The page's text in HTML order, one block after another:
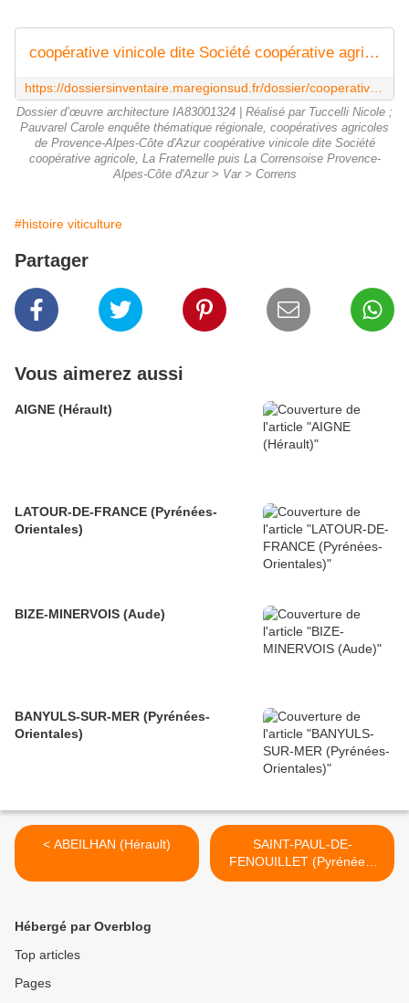
coopérative vinicole dite Société coopérative agricole, La Fraternelle puis La Corrensoise
Dossier d’œuvre architecture IA83001324 | Réalisé par Tuccelli Nicole ;
Pauvarel Carole enquête thématique régionale, coopératives agricoles
de Provence-Alpes-Côte d'Azur coopérative vinicole dite Société
coopérative agricole, La Fraternelle puis La Corrensoise Provence-
Alpes-Côte d'Azur > Var > Correns
#histoire viticulture
Partager
Vous aimerez aussi
AIGNE (Hérault)
LATOUR-DE-FRANCE (Pyrénées-
Orientales)
BIZE-MINERVOIS (Aude)
BANYULS-SUR-MER (Pyrénées-
Orientales)
< ABEILHAN (Hérault)
SAINT-PAUL-DE-
FENOUILLET (Pyrénées-
Orientales) >
Hébergé par Overblog
Top articles
Pages